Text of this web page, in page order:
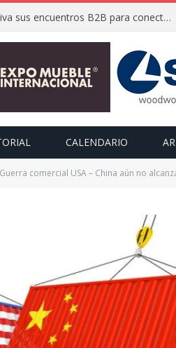
FIMMA + Maderalia 2026 activa sus encuentros B2B para conectar a expositores con compradores internacionales
CALENDARIO
Guerra comercial USA – China aún no